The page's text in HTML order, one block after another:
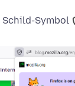
Schild-Symbol